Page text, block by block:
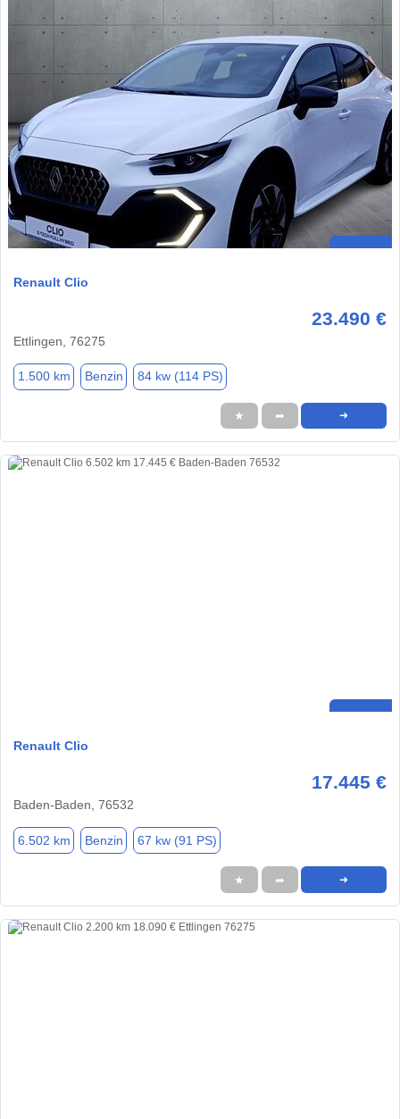
Renault Clio
23.490 €
Ettlingen, 76275
1.500 km Benzin 84 kw (114 PS)
★ ➦ ➜
Renault Clio
17.445 €
Baden-Baden, 76532
6.502 km Benzin 67 kw (91 PS)
★ ➦ ➜